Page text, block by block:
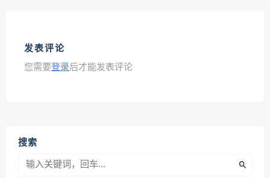
发表评论
您需要登录后才能发表评论
搜索